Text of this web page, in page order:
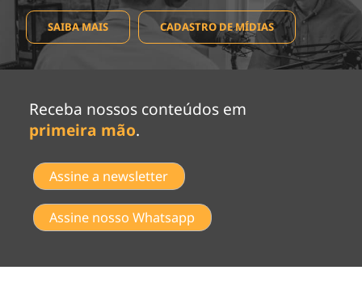
SAIBA MAIS CADASTRO DE MÍDIAS
Receba nossos conteúdos em
primeira mão.
Assine a newsletter
Assine nosso Whatsapp